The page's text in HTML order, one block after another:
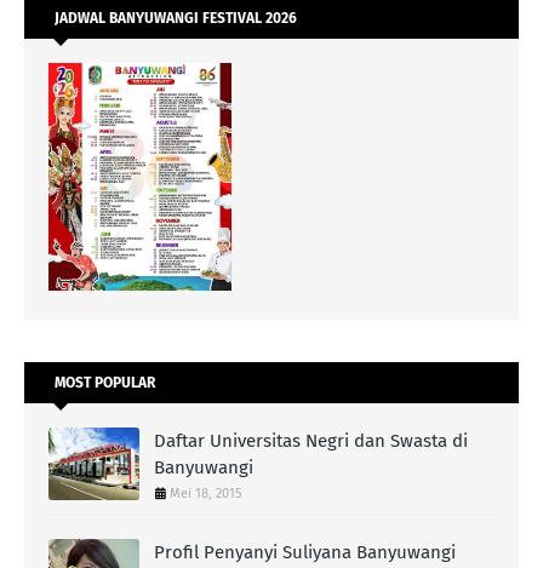
JADWAL BANYUWANGI FESTIVAL 2026
MOST POPULAR
Daftar Universitas Negri dan Swasta di
Banyuwangi
Mei 18, 2015
Profil Penyanyi Suliyana Banyuwangi